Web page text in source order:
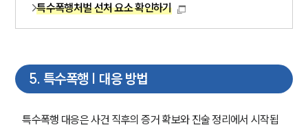
그룹소개
대륜의 강점
고객의 소리
통합검색
AI대륜
특수폭행처벌 선처 요소 확인하기
5. 특수폭행 | 대응 방법
특수폭행 대응은 사건 직후의 증거 확보와 진술 정리에서 시작됩